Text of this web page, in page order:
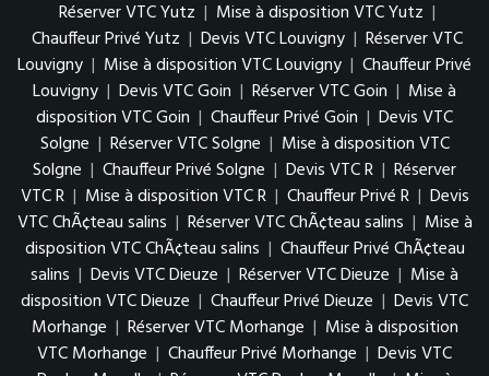
Réserver VTC Yutz | Mise à disposition VTC Yutz |
Chauffeur Privé Yutz | Devis VTC Louvigny | Réserver VTC
Louvigny | Mise à disposition VTC Louvigny | Chauffeur Privé
Louvigny | Devis VTC Goin | Réserver VTC Goin | Mise à
disposition VTC Goin | Chauffeur Privé Goin | Devis VTC
Solgne | Réserver VTC Solgne | Mise à disposition VTC
Solgne | Chauffeur Privé Solgne | Devis VTC R | Réserver
VTC R | Mise à disposition VTC R | Chauffeur Privé R | Devis
VTC ChÃ¢teau salins | Réserver VTC ChÃ¢teau salins | Mise à
disposition VTC ChÃ¢teau salins | Chauffeur Privé ChÃ¢teau
salins | Devis VTC Dieuze | Réserver VTC Dieuze | Mise à
disposition VTC Dieuze | Chauffeur Privé Dieuze | Devis VTC
Morhange | Réserver VTC Morhange | Mise à disposition
VTC Morhange | Chauffeur Privé Morhange | Devis VTC